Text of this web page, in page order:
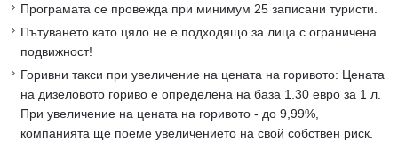
Програмата се провежда при минимум 25 записани туристи.
Пътуването като цяло не е подходящо за лица с ограничена
подвижност!
Горивни такси при увеличение на цената на горивото: Цената
на дизеловото гориво е определена на база 1.30 eвро за 1 л.
При увеличение на цената на горивото - до 9,99%,
компанията ще поеме увеличението на свой собствен риск.